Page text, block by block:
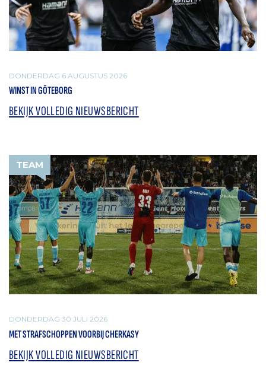
DONDERDAG 6 AUGUSTUS 2026
WINST IN GÖTEBORG
BEKIJK VOLLEDIG NIEUWSBERICHT
TEAM
DONDERDAG 30 JULI 2026
MET STRAFSCHOPPEN VOORBIJ CHERKASY
BEKIJK VOLLEDIG NIEUWSBERICHT